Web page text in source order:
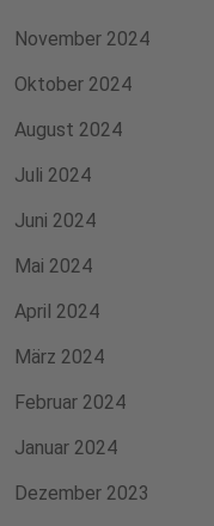
November 2024
Oktober 2024
August 2024
Juli 2024
Juni 2024
Mai 2024
April 2024
März 2024
Februar 2024
Januar 2024
Dezember 2023